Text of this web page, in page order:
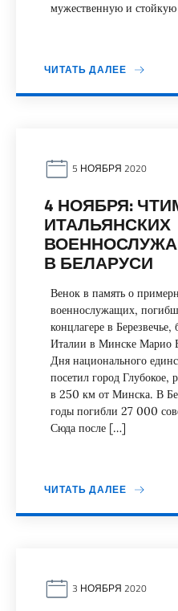
мужественную и
ЧИТАТЬ ДАЛЕЕ
5 НОЯБРЯ 2020
4 НОЯБРЯ:
ИТАЛЬЯНСКИХ
В БЕЛАРУСИ
Венок в память о
военнослужащих,
концлагере в
Италии в Минске Марио
Дня национального
посетил город
в 250 км от Минска. В
годы погибли 27 000
Сюда после […]
ЧИТАТЬ ДАЛЕЕ
3 НОЯБРЯ 2020